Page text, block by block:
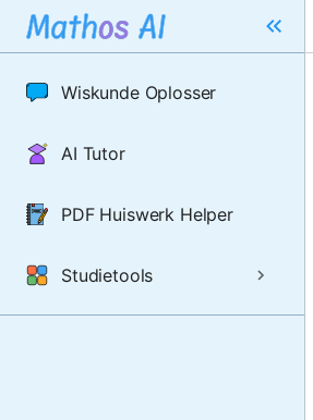
Wiskunde Oplosser
AI Tutor
PDF Huiswerk Helper
Studietools